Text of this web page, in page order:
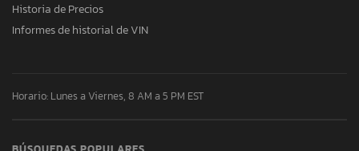
Historia de Precios
Informes de historial de VIN
Horario: Lunes a Viernes, 8 AM a 5 PM EST